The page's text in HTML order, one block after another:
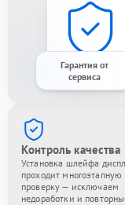
Гарантия от
сервиса
Контроль качества
Установка шлейфа
проходит многоэтапную
проверку — исключаем
недоработки и